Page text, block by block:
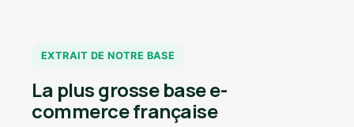
EXTRAIT DE NOTRE BASE
La plus grosse base e-
commerce française